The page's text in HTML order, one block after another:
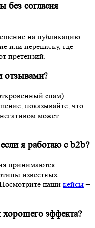
согласия
на публикацию.
или переписку, где
претензий.
отзывами?
спам).
показывайте, что
может
я работаю с b2b?
принимаются
известных
наши кейсы–
эффекта?